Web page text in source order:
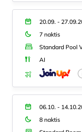
20.09. -
7 naktis
Standard Pool
AI
06.10. -
8 naktis